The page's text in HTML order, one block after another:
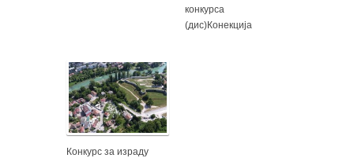
конкурса
(дис)Конекција
Конкурс за израду